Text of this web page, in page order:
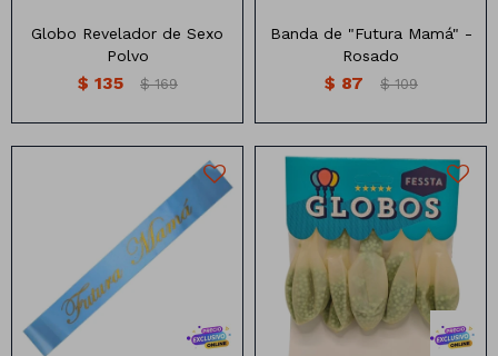
Globo Revelador de Sexo
Polvo
$ 135 $ 169
Banda de "Futura Mamá" -
Rosado
$ 87 $ 109
Banda de futura mama
Globo trasparente relleno
con pelotitas x5 unidades